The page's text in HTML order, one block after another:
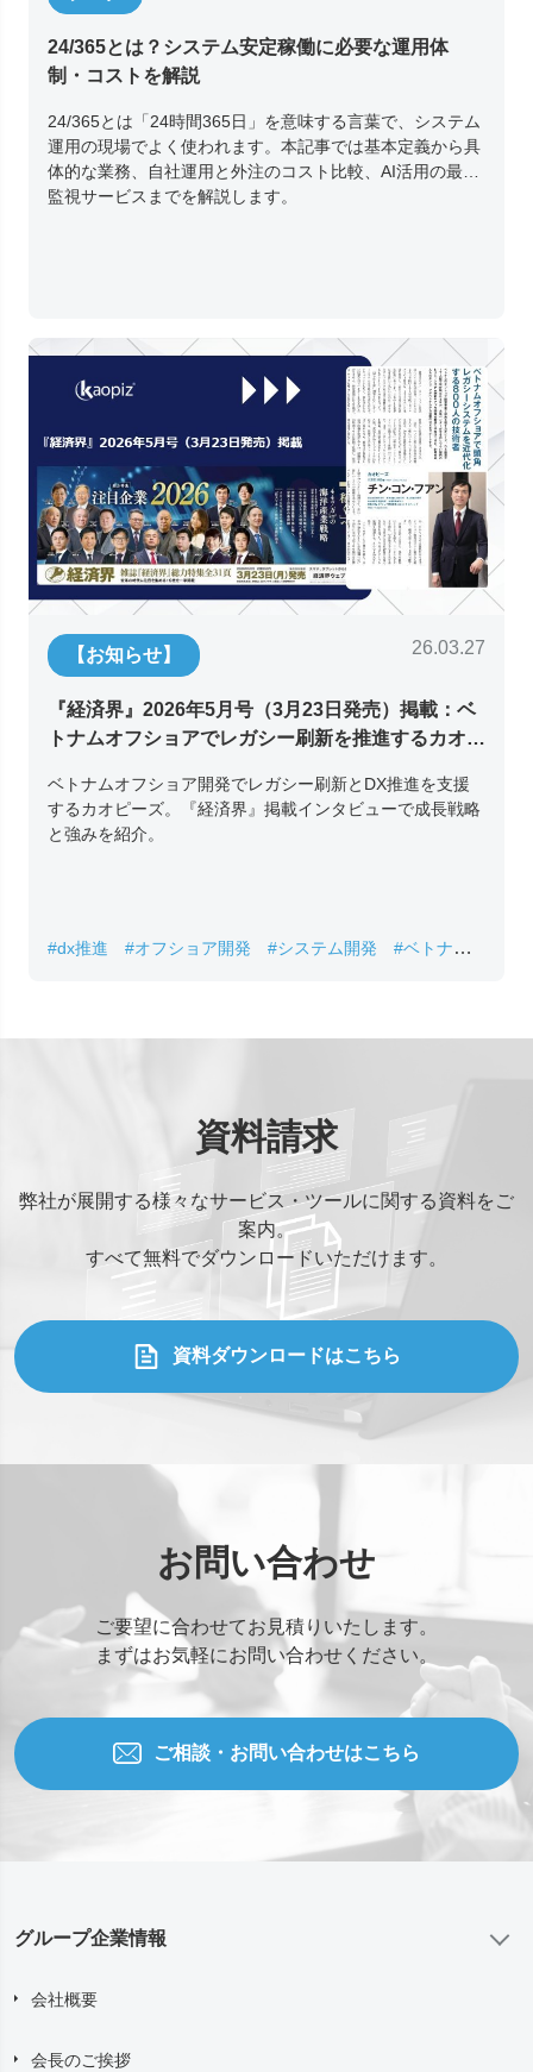
24/365とは？システム安定稼働に必要な運用体
制・コストを解説
24/365とは「24時間365日」を意味する言葉で、システム
運用の現場でよく使われます。本記事では基本定義から具
体的な業務、自社運用と外注のコスト比較、AI活用の最新
監視サービスまでを解説します。
【お知らせ】 26.03.27
『経済界』2026年5月号（3月23日発売）掲載：ベ
トナムオフショアでレガシー刷新を推進するカオピ
ベトナムオフショア開発でレガシー刷新とDX推進を支援
するカオピーズ。『経済界』掲載インタビューで成長戦略
と強みを紹介。
#dx推進 #オフショア開発 #システム開発
#ベトナムIT
資料請求
弊社が展開する様々なサービス・ツールに関する資料をご
案内。
すべて無料でダウンロードいただけます。
資料ダウンロードはこちら
お問い合わせ
ご要望に合わせてお見積りいたします。
まずはお気軽にお問い合わせください。
ご相談・お問い合わせはこちら
グループ企業情報
会社概要
会長のご挨拶